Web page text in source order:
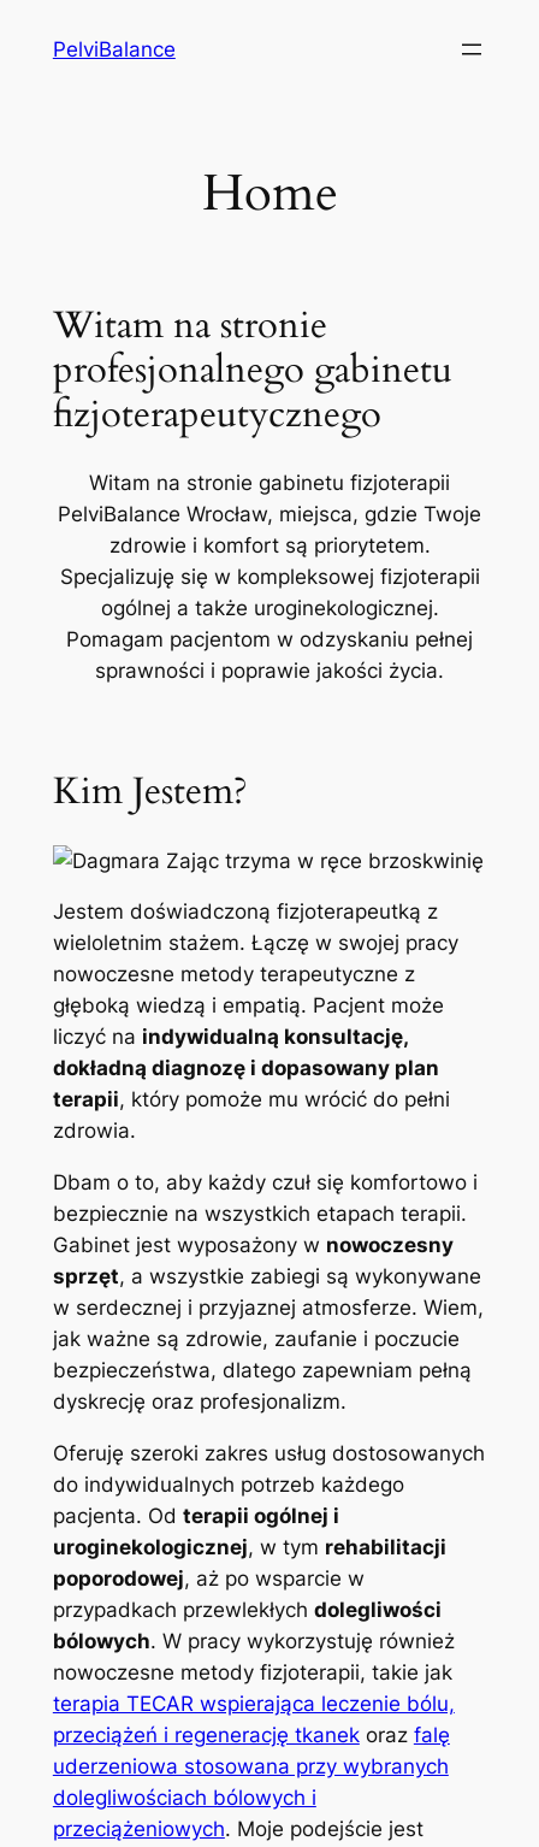
PelviBalance
Home
Witam na stronie
profesjonalnego gabinetu
fizjoterapeutycznego
Witam na stronie gabinetu fizjoterapii
PelviBalance Wrocław, miejsca, gdzie Twoje
zdrowie i komfort są priorytetem.
Specjalizuję się w kompleksowej fizjoterapii
ogólnej a także uroginekologicznej.
Pomagam pacjentom w odzyskaniu pełnej
sprawności i poprawie jakości życia.
Kim Jestem?
Jestem doświadczoną fizjoterapeutką z
wieloletnim stażem. Łączę w swojej pracy
nowoczesne metody terapeutyczne z
głęboką wiedzą i empatią. Pacjent może
liczyć na indywidualną konsultację,
dokładną diagnozę i dopasowany plan
terapii, który pomoże mu wrócić do pełni
zdrowia.
Dbam o to, aby każdy czuł się komfortowo i
bezpiecznie na wszystkich etapach terapii.
Gabinet jest wyposażony w nowoczesny
sprzęt, a wszystkie zabiegi są wykonywane
w serdecznej i przyjaznej atmosferze. Wiem,
jak ważne są zdrowie, zaufanie i poczucie
bezpieczeństwa, dlatego zapewniam pełną
dyskrecję oraz profesjonalizm.
Oferuję szeroki zakres usług dostosowanych
do indywidualnych potrzeb każdego
pacjenta. Od terapii ogólnej i
uroginekologicznej, w tym rehabilitacji
poporodowej, aż po wsparcie w
przypadkach przewlekłych dolegliwości
bólowych. W pracy wykorzystuję również
nowoczesne metody fizjoterapii, takie jak
terapia TECAR wspierająca leczenie bólu,
przeciążeń i regenerację tkanekoraz falę
uderzeniowa stosowana przy wybranych
dolegliwościach bólowych i
przeciążeniowych. Moje podejście jest